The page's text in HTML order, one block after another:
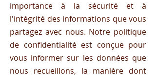
importance à la sécurité et à
l'intégrité des informations que vous
partagez avec nous. Notre politique
de confidentialité est conçue pour
vous informer sur les données que
nous recueillons, la manière dont